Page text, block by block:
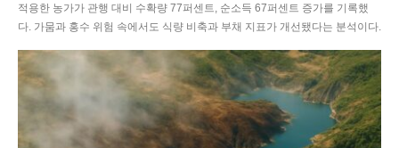
적용한 농가가 관행 대비 수확량 77퍼센트, 순소득 67퍼센트 증가를 기록했
다. 가뭄과 홍수 위험 속에서도 식량 비축과 부채 지표가 개선됐다는 분석이다.